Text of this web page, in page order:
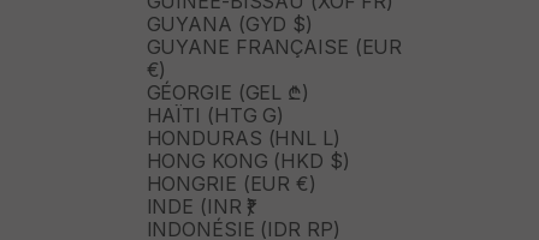
GUYANA (GYD $)
GUYANE FRANÇAISE (EUR
€)
GÉORGIE (GEL ₾)
HAÏTI (HTG G)
HONDURAS (HNL L)
HONG KONG (HKD $)
HONGRIE (EUR €)
INDE (INR ₹)
INDONÉSIE (IDR RP)